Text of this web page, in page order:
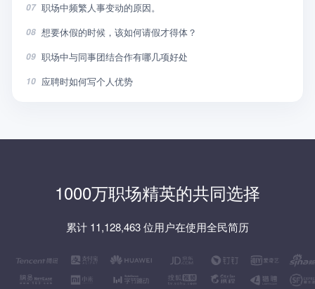
07 职场中频繁人事变动的原因。
08 想要休假的时候，该如何请假才得体？
09 职场中与同事团结合作有哪几项好处
10 应聘时如何写个人优势
1000万职场精英的共同选择
累计 11,128,463 位用户在使用全民简历